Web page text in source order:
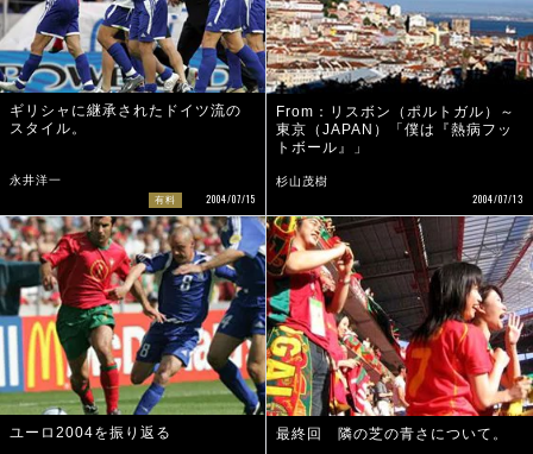
ギリシャに継承されたドイツ流の
スタイル。
永井洋一
有料 2004/07/15
From：リスボン（ポルトガル）～
東京（JAPAN）「僕は『熱病フッ
トボール』」
杉山茂樹
2004/07/13
ユーロ2004を振り返る 最終回 隣の芝の青さについて。